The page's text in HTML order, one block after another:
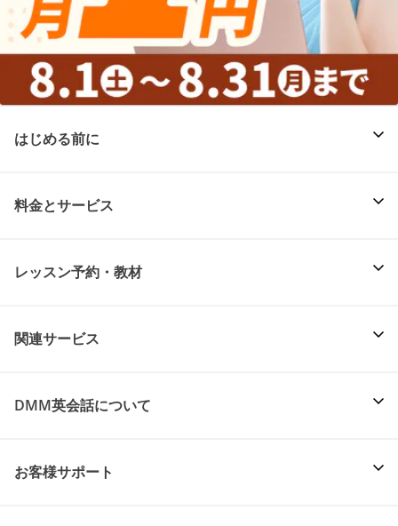
はじめる前に
料金とサービス
レッスン予約・教材
関連サービス
DMM英会話について
お客様サポート